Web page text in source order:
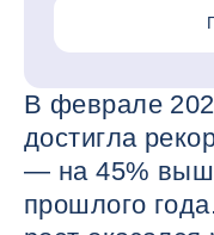
В феврале
достигла
— на 45%
прошлого